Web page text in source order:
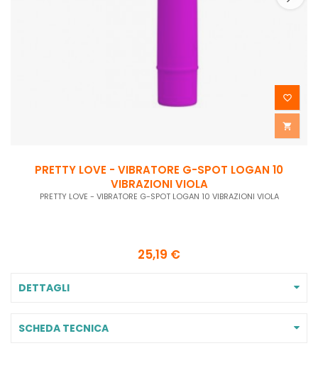


PRETTY LOVE - VIBRATORE G-SPOT LOGAN 10
VIBRAZIONI VIOLA
PRETTY LOVE - VIBRATORE G-SPOT LOGAN 10 VIBRAZIONI VIOLA
25,19 €
DETTAGLI
SCHEDA TECNICA